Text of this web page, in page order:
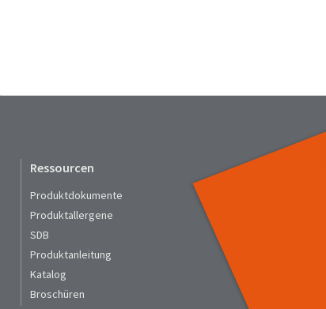
Ressourcen
Produktdokumente
Produktallergene
SDB
Produktanleitung
Katalog
Broschüren